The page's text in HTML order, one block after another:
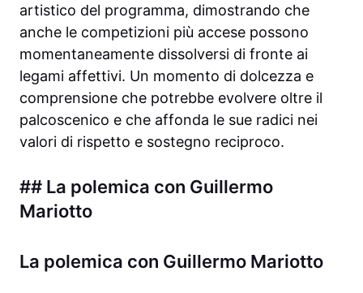
artistico del programma, dimostrando che
anche le competizioni più accese possono
momentaneamente dissolversi di fronte ai
legami affettivi. Un momento di dolcezza e
comprensione che potrebbe evolvere oltre il
palcoscenico e che affonda le sue radici nei
valori di rispetto e sostegno reciproco.
## La polemica con Guillermo
Mariotto
La polemica con Guillermo Mariotto